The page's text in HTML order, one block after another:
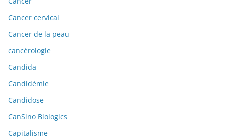
Cancer cervical
Cancer de la peau
cancérologie
Candida
Candidémie
Candidose
CanSino Biologics
Capitalisme